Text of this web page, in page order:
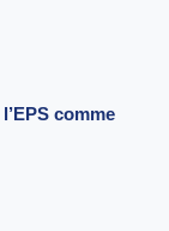
comme